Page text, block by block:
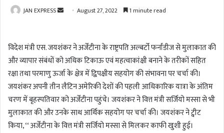
JAN EXPRESS
d
a
n
e
m
a
August 27, 2022 1 minute read
विदेश मंत्री एस. जयशंकर ने अर्जेंटीना के राष्ट्रपति अल्बर्टो फर्नांडीज से मुलाकात की
और व्यापार संबंधों को अधिक टिकाऊ एवं महत्वाकांक्षी बनाने के तरीकों सहित
रक्षा तथा परमाणु ऊर्जा के क्षेत्र में द्विपक्षीय सहयोग की संभावना पर चर्चा की।
जयशंकर अपनी तीन लैटिन अमेरिकी देशों की पहली आधिकारिक यात्रा के अंतिम
चरण में बृहस्पतिवार को अर्जेंटीना पहुंचे। जयशंकर ने वित्त मंत्री सर्जियो मस्सा से भी
मुलाकात की और उनके साथ आर्थिक सहयोग पर चर्चा की। जयशंकर ने ट्वीट
किया, ‘‘ अर्जेंटीना के वित्त मंत्री सर्जियो मस्सा से मिलकर काफी खुशी हुई।